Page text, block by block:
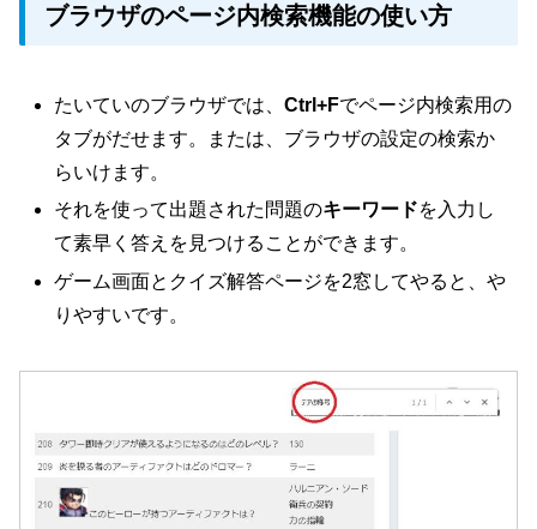
ブラウザのページ内検索機能の使い方
たいていのブラウザでは、Ctrl+Fでページ内検索用の
タブがだせます。または、ブラウザの設定の検索か
らいけます。
それを使って出題された問題のキーワードを入力し
て素早く答えを見つけることができます。
ゲーム画面とクイズ解答ページを2窓してやると、や
りやすいです。